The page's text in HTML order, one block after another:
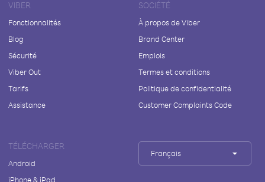
VIBER
Fonctionnalités
Blog
Sécurité
Viber Out
Tarifs
Assistance
SOCIÉTÉ
À propos de Viber
Brand Center
Emplois
Termes et conditions
Politique de confidentialité
Customer Complaints Code
TÉLÉCHARGER
Android
iPhone & iPad
Français